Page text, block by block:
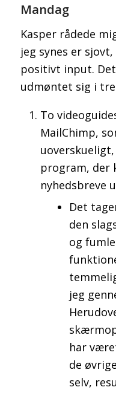
Mandag
Kasper rådede
jeg synes er
positivt input.
udmøntet sig i
To
MailChimp,
program, der
nyhedsbreve
Det
den
og
jeg
har
de
selv,